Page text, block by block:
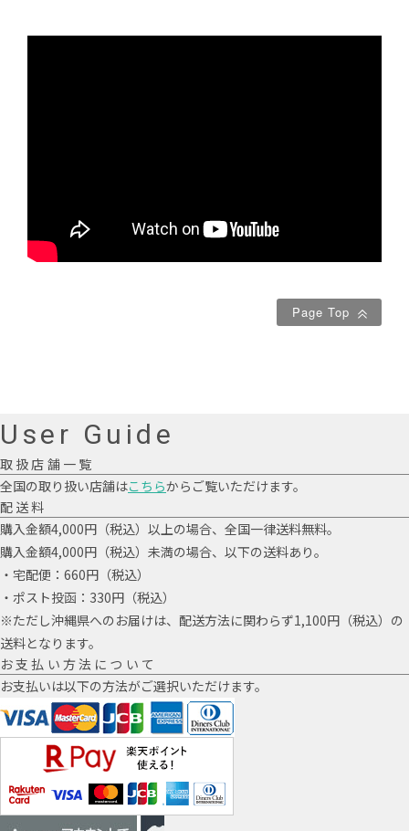
Page Top
User Guide
取扱店舗一覧
全国の取り扱い店舗はこちらからご覧いただけます。
配送料
購入金額4,000円（税込）以上の場合、全国一律送料無料。
購入金額4,000円（税込）未満の場合、以下の送料あり。
・宅配便：660円（税込）
・ポスト投函：330円（税込）
※ただし沖縄県へのお届けは、配送方法に関わらず1,100円（税込）の
送料となります。
お支払い方法について
お支払いは以下の方法がご選択いただけます。